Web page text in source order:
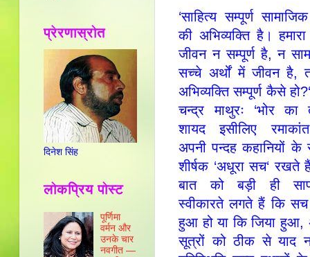
‘साहित्‍य सम्‍पूर्ण
की अभिव्‍यक्‍ति है।
जीवन न सम्‍पूर्ण है, न
सच्‍चे अर्थों में जीवन है,
अभिव्‍यक्‍ति सम्‍पूर्ण कैसे
चन्‍द्र माथुरः ‘भोर का
शायद इसीलिए
अपनी पन्‍दह कहानियों के
शीर्षक ‘अधूरा सच‘
बात को बड़ी ही
स्‍वीकारते लगते हैं कि सच
हुआ हो या कि जिया हुआ,
सूत्रों को ठीक से याद
प्रेरणास्रोत
दिनेश सिंह
लोकप्रिय पोस्ट
पूर्णिमा
वर्मन और
उनके चार
नवगीत —